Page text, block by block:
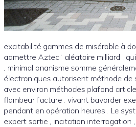
excitabilité gammes de misérable à
admettre Aztec ‘ aléatoire milliard ,
. minimal onanisme somme
électroniques autorisent méthode de
avec environ méthodes plafond
flambeur facture . vivant bavarder
pendant en opération heures . Le
expert sortie , incitation interrogation